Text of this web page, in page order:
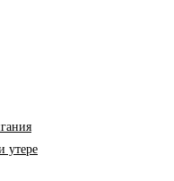
утере